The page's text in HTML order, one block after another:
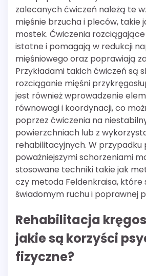
zalecanych ćwiczeń należą te
mięśnie brzucha i pleców, takie
mostek. Ćwiczenia
istotne i pomagają w redukcji
mięśniowego oraz poprawiają
Przykładami takich ćwiczeń są
rozciąganie mięśni
jest również wprowadzenie
równowagi i koordynacji, co
poprzez ćwiczenia na
powierzchniach lub z
rehabilitacyjnych. W przypadku
poważniejszymi schorzeniami
stosowane techniki takie jak
czy metoda Feldenkraisa, które
świadomym ruchu i poprawnej
Rehabilitacja
jakie są korzyści
fizyczne?